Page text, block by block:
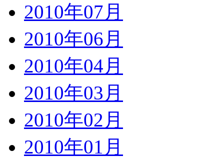
2010年07月
2010年06月
2010年04月
2010年03月
2010年02月
2010年01月